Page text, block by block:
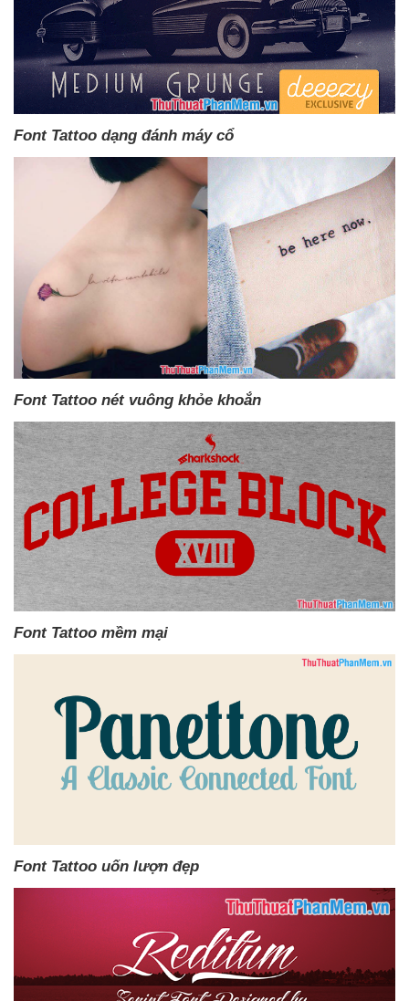
Font Tattoo dạng đánh máy cổ
Font Tattoo nét vuông khỏe khoắn
Font Tattoo mềm mại
Font Tattoo uốn lượn đẹp